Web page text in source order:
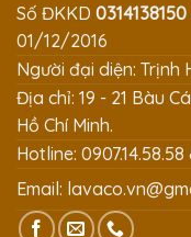
Số ĐKKD 0314138150
01/12/2016
Người đại diện: Trịnh
Địa chỉ: 19 - 21 Bàu
Hồ Chí Minh.
Hotline:
Email: